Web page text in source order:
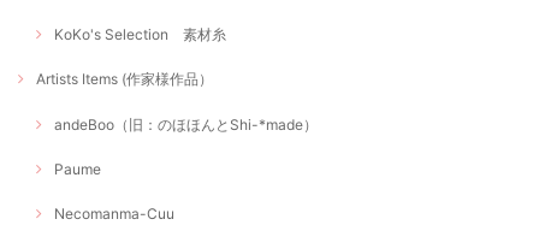
KoKo's Selection 素材糸
Artists Items (作家様作品）
andeBoo（旧：のほほんとShi-*made）
Paume
Necomanma-Cuu